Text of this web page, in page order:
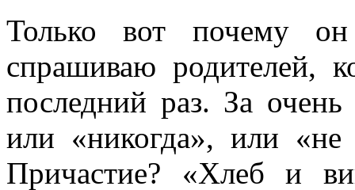
Только вот почему
спрашиваю родителей,
последний раз. За
или «никогда», или «не
Причастие? «Хлеб и